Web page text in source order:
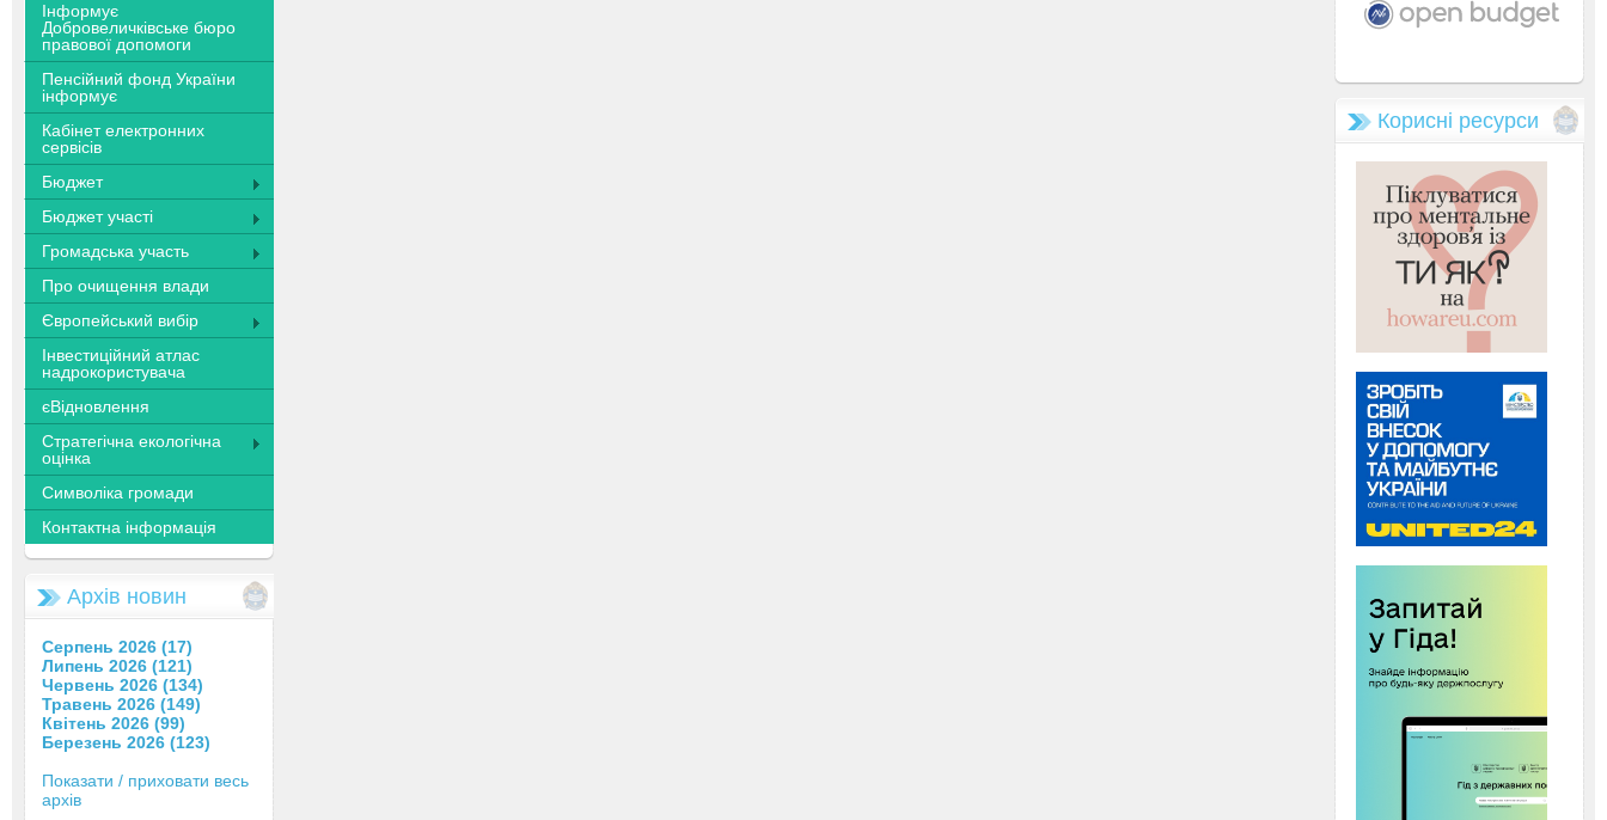
Інформує
Добровеличківське бюро
правової допомоги
Пенсійний фонд України
інформує
Кабінет електронних
сервісів
Бюджет
Бюджет участі
Громадська участь
Про очищення влади
Європейський вибір
Інвестиційний атлас
надрокористувача
єВідновлення
Стратегічна екологічна
оцінка
Символіка громади
Контактна інформація
Архів новин
Серпень 2026 (17)
Липень 2026 (121)
Червень 2026 (134)
Травень 2026 (149)
Квітень 2026 (99)
Березень 2026 (123)
Показати / приховати весь
архів
Корисні ресурси